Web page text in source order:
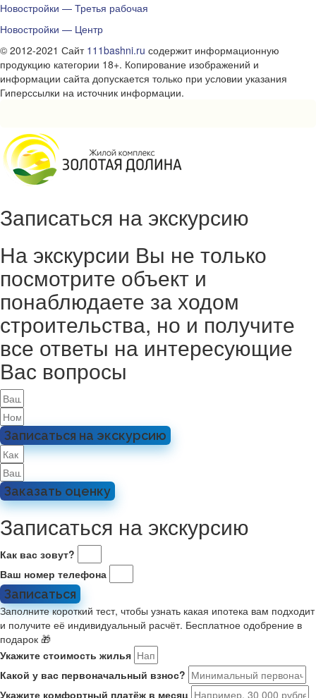
Новостройки — Третья рабочая
Новостройки — Центр
© 2012-2021 Сайт 111bashni.ru содержит информационную
продукцию категории 18+. Копирование изображений и
информации сайта допускается только при условии указания
Гиперссылки на источник информации.
Записаться на экскурсию
На экскурсии Вы не только
посмотрите объект и
понаблюдаете за ходом
строительства, но и получите
все ответы на интересующие
Вас вопросы
Записаться на экскурсию
Заказать оценку
Записаться на экскурсию
Как вас зовут?
Ваш номер телефона
Записаться
Заполните короткий тест, чтобы узнать какая ипотека вам подходит
и получите её индивидуальный расчёт. Бесплатное одобрение в
подарок 🎁
Укажите стоимость жилья
Какой у вас первоначальный взнос?
Укажите комфортный платёж в месяц